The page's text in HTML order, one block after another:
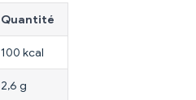
Quantité
100 kcal
2,6 g